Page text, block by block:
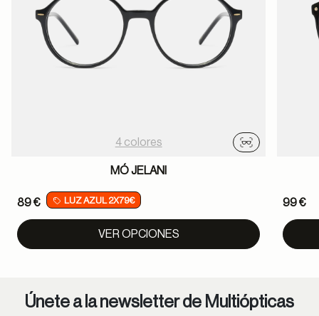
4 colores
Probador
MÓ JELANI
89 € LUZ AZUL 2X79€
VER OPCIONES
99 €
Únete a la newsletter de Multiópticas